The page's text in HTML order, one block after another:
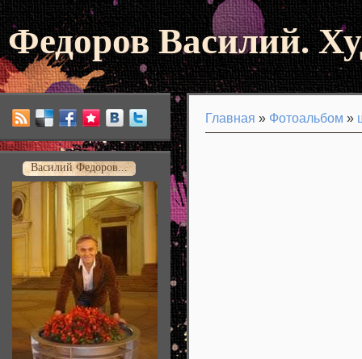
Федоров Василий.
Василий Федоров...
Главная » Фотоальбом »